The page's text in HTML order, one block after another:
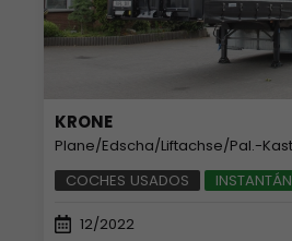
KRONE
Plane/Edscha/Liftachse/Pal.-
COCHES USADOS
12/2022